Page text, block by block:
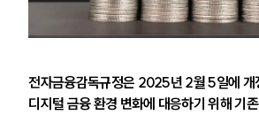
전자금융감독규정은 2025년 2월 5일에 개
디지털 금융 환경 변화에 대응하기 위해 기